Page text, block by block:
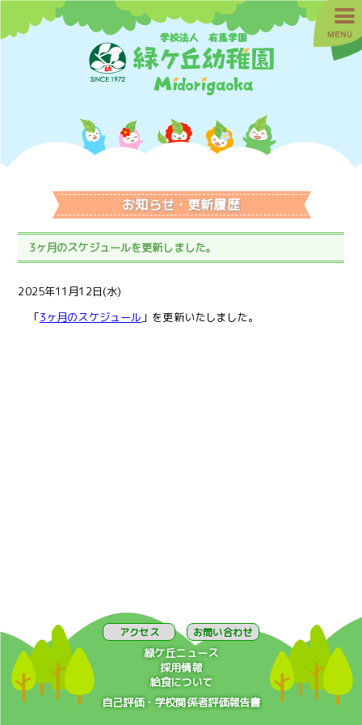
お知らせ・更新履歴
3ヶ月のスケジュールを更新しました。
2025年11月12日(水)
「3ヶ月のスケジュール 」を更新いたしました。
アクセス お問い合わせ
緑ケ丘ニュース
採用情報
給食について
自己評価・学校関係者評価報告書